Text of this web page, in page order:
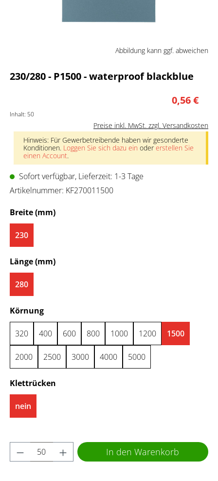
Abbildung kann ggf. abweichen
230/280 - P1500 - waterproof blackblue
0,56 €
Inhalt: 50
Preise inkl. MwSt. zzgl. Versandkosten
Hinweis: Für Gewerbetreibende haben wir gesonderte
Konditionen. Loggen Sie sich dazu ein odererstellen Sie
einen Account.
Sofort verfügbar, Lieferzeit: 1-3 Tage
Artikelnummer: KF270011500
Breite (mm)auswählen
230
Länge (mm)auswählen
280
Körnungauswählen
320 400 600 800 1000 1200 1500
2000 2500 3000 4000 5000
Klettrücken
nein
Produkt Anzahl: Gib den gewünschten
In den Warenkorb